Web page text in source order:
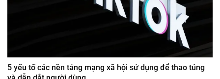
5 yếu tố các nền tảng mạng xã hội sử dụng để thao túng